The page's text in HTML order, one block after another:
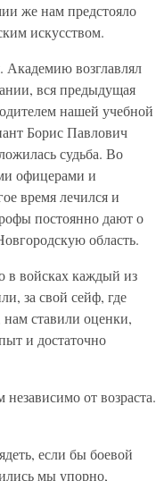
же нам предстояло
искусством.
Академию возглавлял
вся предыдущая
нашей учебной
Борис Павлович
судьба. Во
офицерами и
время лечился и
постоянно дают о
область.
в войсках каждый из
за свой сейф, где
ставили оценки,
и достаточно
от возраста.
если бы боевой
мы упорно,